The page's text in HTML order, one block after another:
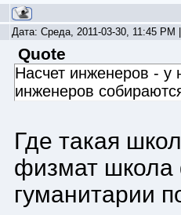
Дата: Среда, 2011-03-30, 11:45
Quote
Насчет инженеров - у
инженеров
Где такая
физмат школа
гуманитарии